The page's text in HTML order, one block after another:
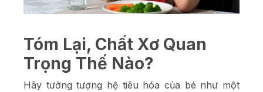
Tóm Lại, Chất Xơ Quan
Trọng Thế Nào?
Hãy tưởng tượng hệ tiêu hóa của bé như một